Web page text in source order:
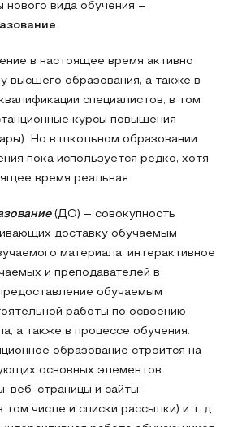
нового вида обучения –
.
в настоящее время активно
высшего образования, а также в
специалистов, в том
курсы повышения
Но в школьном образовании
пока используется редко, хотя
время реальная.
(ДО) – совокупность
доставку обучаемым
материала, интерактивное
и преподавателей в
обучаемым
работы по освоению
а также в процессе обучения.
образование строится на
основных элементов:
веб-страницы и сайты;
том числе и списки рассылки) и т. д.